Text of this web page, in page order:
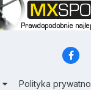
Polityka